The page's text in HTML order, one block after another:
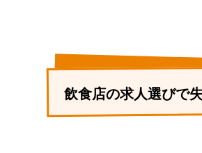
飲食店の求人選びで